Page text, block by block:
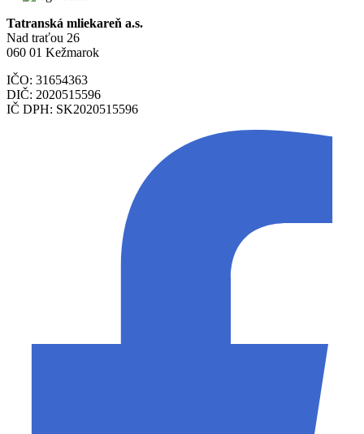
Tatranská mliekareň a.s.
Nad traťou 26
060 01 Kežmarok
IČO: 31654363
DIČ: 2020515596
IČ DPH: SK2020515596